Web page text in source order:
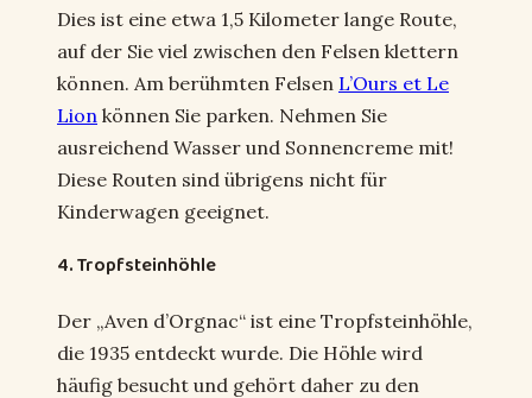
Dies ist eine etwa 1,5 Kilometer lange Route,
auf der Sie viel zwischen den Felsen klettern
können. Am berühmten Felsen L’Ours et Le
Lion können Sie parken. Nehmen Sie
ausreichend Wasser und Sonnencreme mit!
Diese Routen sind übrigens nicht für
Kinderwagen geeignet.
4. Tropfsteinhöhle
Der „Aven d’Orgnac“ ist eine Tropfsteinhöhle,
die 1935 entdeckt wurde. Die Höhle wird
häufig besucht und gehört daher zu den